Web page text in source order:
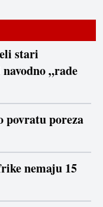
stari
„rade
povratu poreza
nemaju 15